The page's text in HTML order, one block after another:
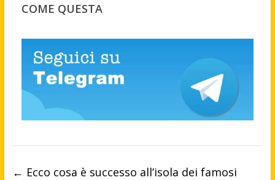
COME QUESTA
← Ecco cosa è successo all’isola dei famosi